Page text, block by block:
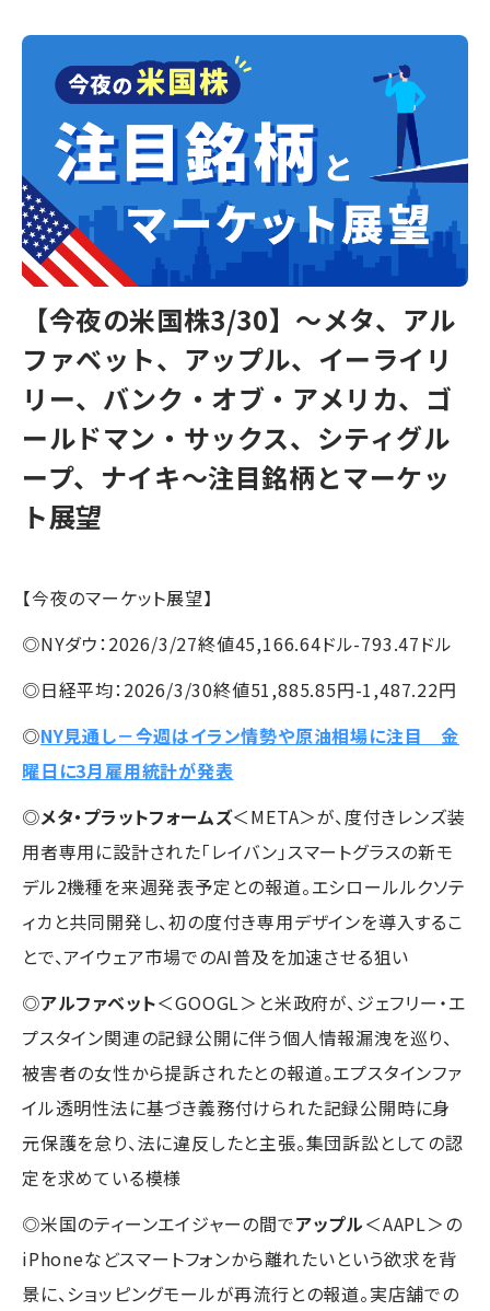
【今夜の米国株3/30】～メタ、アル
ファベット、アップル、イーライリ
リー、バンク・オブ・アメリカ、ゴ
ールドマン・サックス、シティグル
ープ、ナイキ～注目銘柄とマーケッ
ト展望
【今夜のマーケット展望】
◎NYダウ：2026/3/27終値45,166.64ドル-793.47ドル
◎日経平均：2026/3/30終値51,885.85円-1,487.22円
◎NY見通し－今週はイラン情勢や原油相場に注目 金
曜日に3月雇用統計が発表
◎メタ・プラットフォームズ＜META＞が、度付きレンズ装
用者専用に設計された「レイバン」スマートグラスの新モ
デル2機種を来週発表予定との報道。エシロールルクソテ
ィカと共同開発し、初の度付き専用デザインを導入するこ
とで、アイウェア市場でのAI普及を加速させる狙い
◎アルファベット＜GOOGL＞と米政府が、ジェフリー・エ
プスタイン関連の記録公開に伴う個人情報漏洩を巡り、
被害者の女性から提訴されたとの報道。エプスタインファ
イル透明性法に基づき義務付けられた記録公開時に身
元保護を怠り、法に違反したと主張。集団訴訟としての認
定を求めている模様
◎米国のティーンエイジャーの間でアップル＜AAPL＞の
iPhoneなどスマートフォンから離れたいという欲求を背
景に、ショッピングモールが再流行との報道。実店舗での